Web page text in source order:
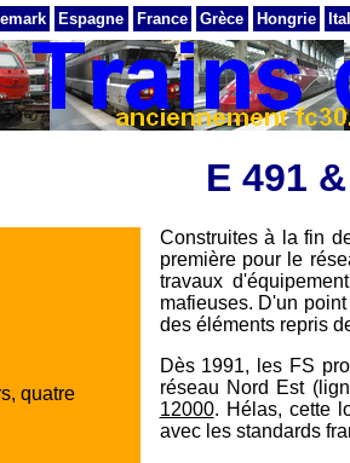
Espagne France Grèce Hongrie
E 491
quatre
Construites à la fin
première pour le
travaux
mafieuses. D'un
des éléments repris
Dès 1991, les FS
réseau Nord Est
12000. Hélas, cette
avec les standards